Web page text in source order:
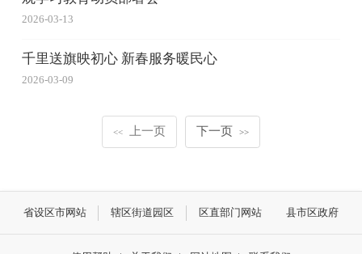
2026-03-13
千里送旗映初心 新春服务暖民心
2026-03-09
<< 上一页 下一页 >>
省设区市网站 辖区街道园区 区直部门网站 县市区政府